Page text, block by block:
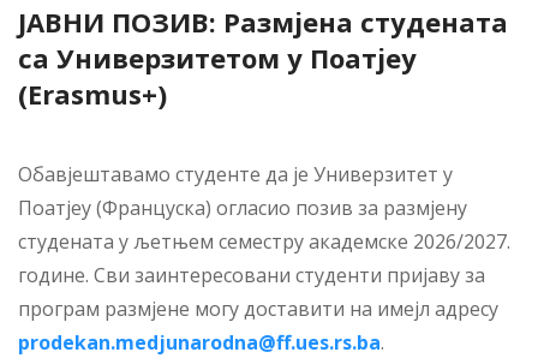
ЈАВНИ ПОЗИВ: Размјена студената
са Универзитетом у Поатјеу
(Erasmus+)
Обавјештавамо студенте да је Универзитет у
Поатјеу (Француска) огласио позив за размјену
студената у љетњем семестру академске 2026/2027.
године. Сви заинтересовани студенти пријаву за
програм размјене могу доставити на имејл адресу
prodekan.medjunarodna@ff.ues.rs.ba.